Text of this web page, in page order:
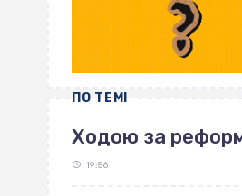
ПО ТЕМІ
Ходою за
19:56